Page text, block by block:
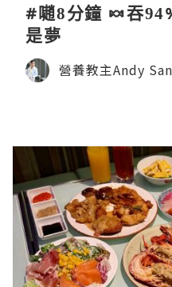
#𡁻8分鐘 🍬吞
是夢
營養教主Andy